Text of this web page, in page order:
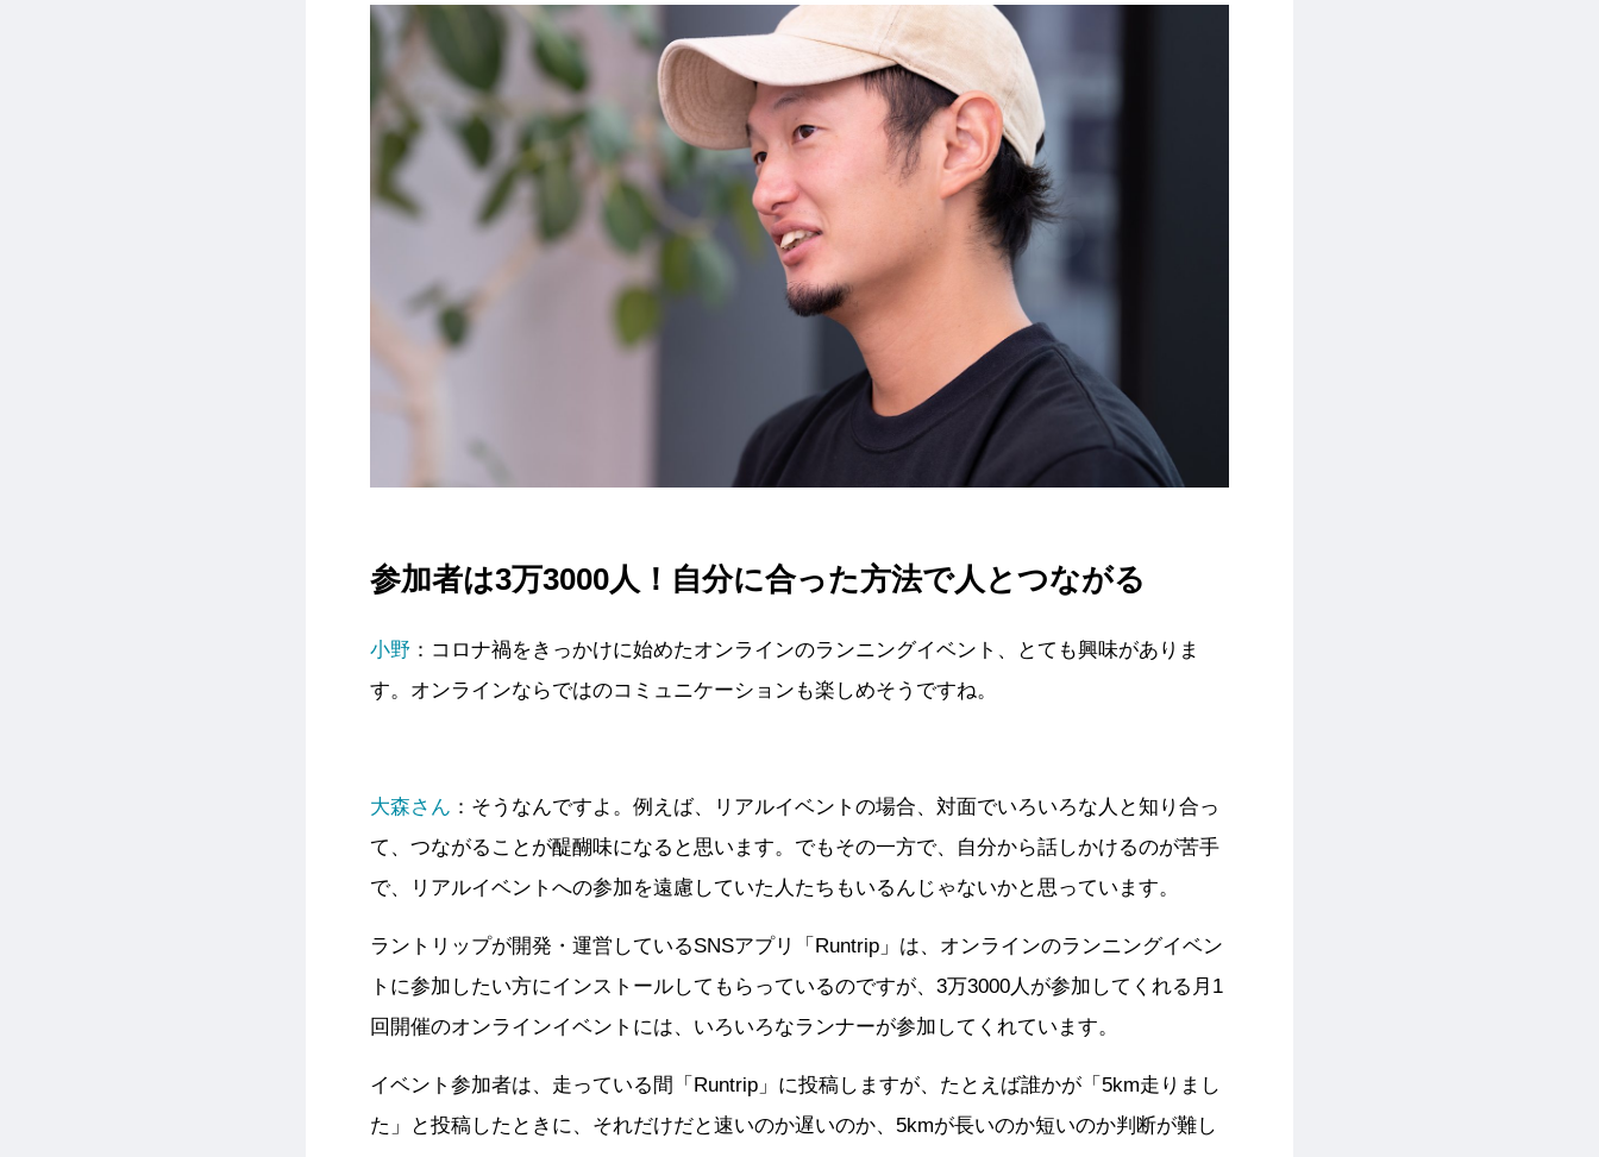
参加者は3万3000人！自分に合った方法で人とつながる
小野 ：コロナ禍をきっかけに始めたオンラインのランニングイベント、とても興味がありま
す。オンラインならではのコミュニケーションも楽しめそうですね。
大森さん ：そうなんですよ。例えば、リアルイベントの場合、対面でいろいろな人と知り合っ
て、つながることが醍醐味になると思います。でもその一方で、自分から話しかけるのが苦手
で、リアルイベントへの参加を遠慮していた人たちもいるんじゃないかと思っています。
ラントリップが開発・運営しているSNSアプリ「Runtrip」は、オンラインのランニングイベン
トに参加したい方にインストールしてもらっているのですが、3万3000人が参加してくれる月1
回開催のオンラインイベントには、いろいろなランナーが参加してくれています。
イベント参加者は、走っている間「Runtrip」に投稿しますが、たとえば誰かが「5km走りまし
た」と投稿したときに、それだけだと速いのか遅いのか、5kmが長いのか短いのか判断が難し